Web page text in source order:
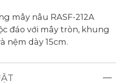
mây nâu RASF-212A
đáo với mây tròn, khung
nệm dày 15cm.